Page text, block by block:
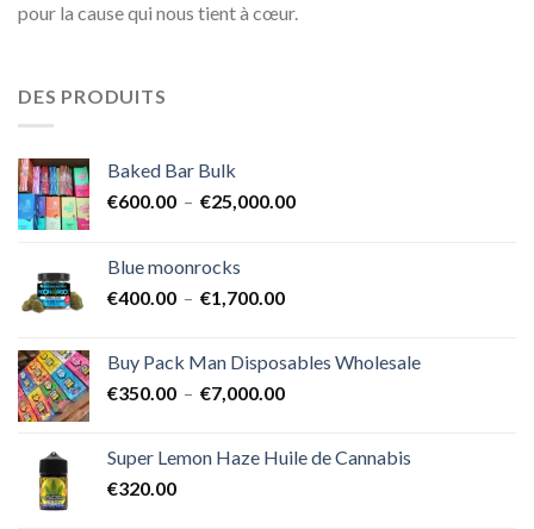
pour la cause qui nous tient à cœur.
DES PRODUITS
Baked Bar Bulk
€600.00 – €25,000.00Plage
Blue moonrocks
€400.00 – €1,700.00Plage
€400.00
à
Buy Pack Man Disposables Wholesale
€350.00 – €7,000.00Plage
€350.00
Super Lemon Haze Huile de Cannabis
€320.00